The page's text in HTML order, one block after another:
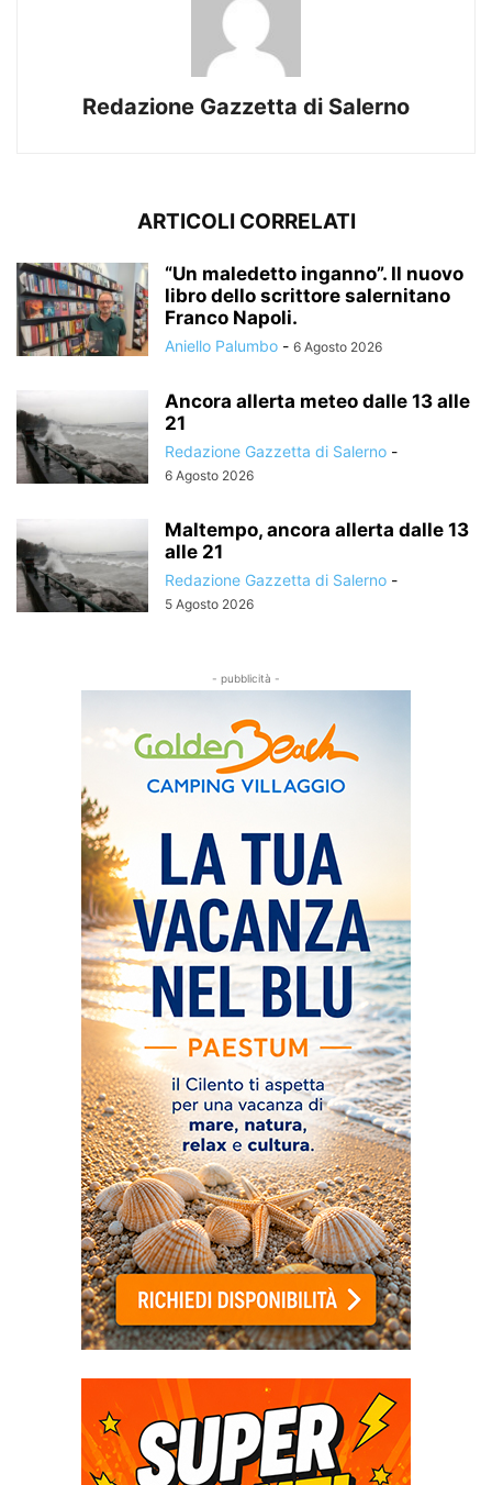
Redazione Gazzetta di Salerno
ARTICOLI CORRELATI
“Un maledetto inganno”. Il nuovo
libro dello scrittore salernitano
Franco Napoli.
Aniello Palumbo - 6 Agosto 2026
Ancora allerta meteo dalle 13 alle
21
Redazione Gazzetta di Salerno -
6 Agosto 2026
Maltempo, ancora allerta dalle 13
alle 21
Redazione Gazzetta di Salerno -
5 Agosto 2026
- pubblicità -